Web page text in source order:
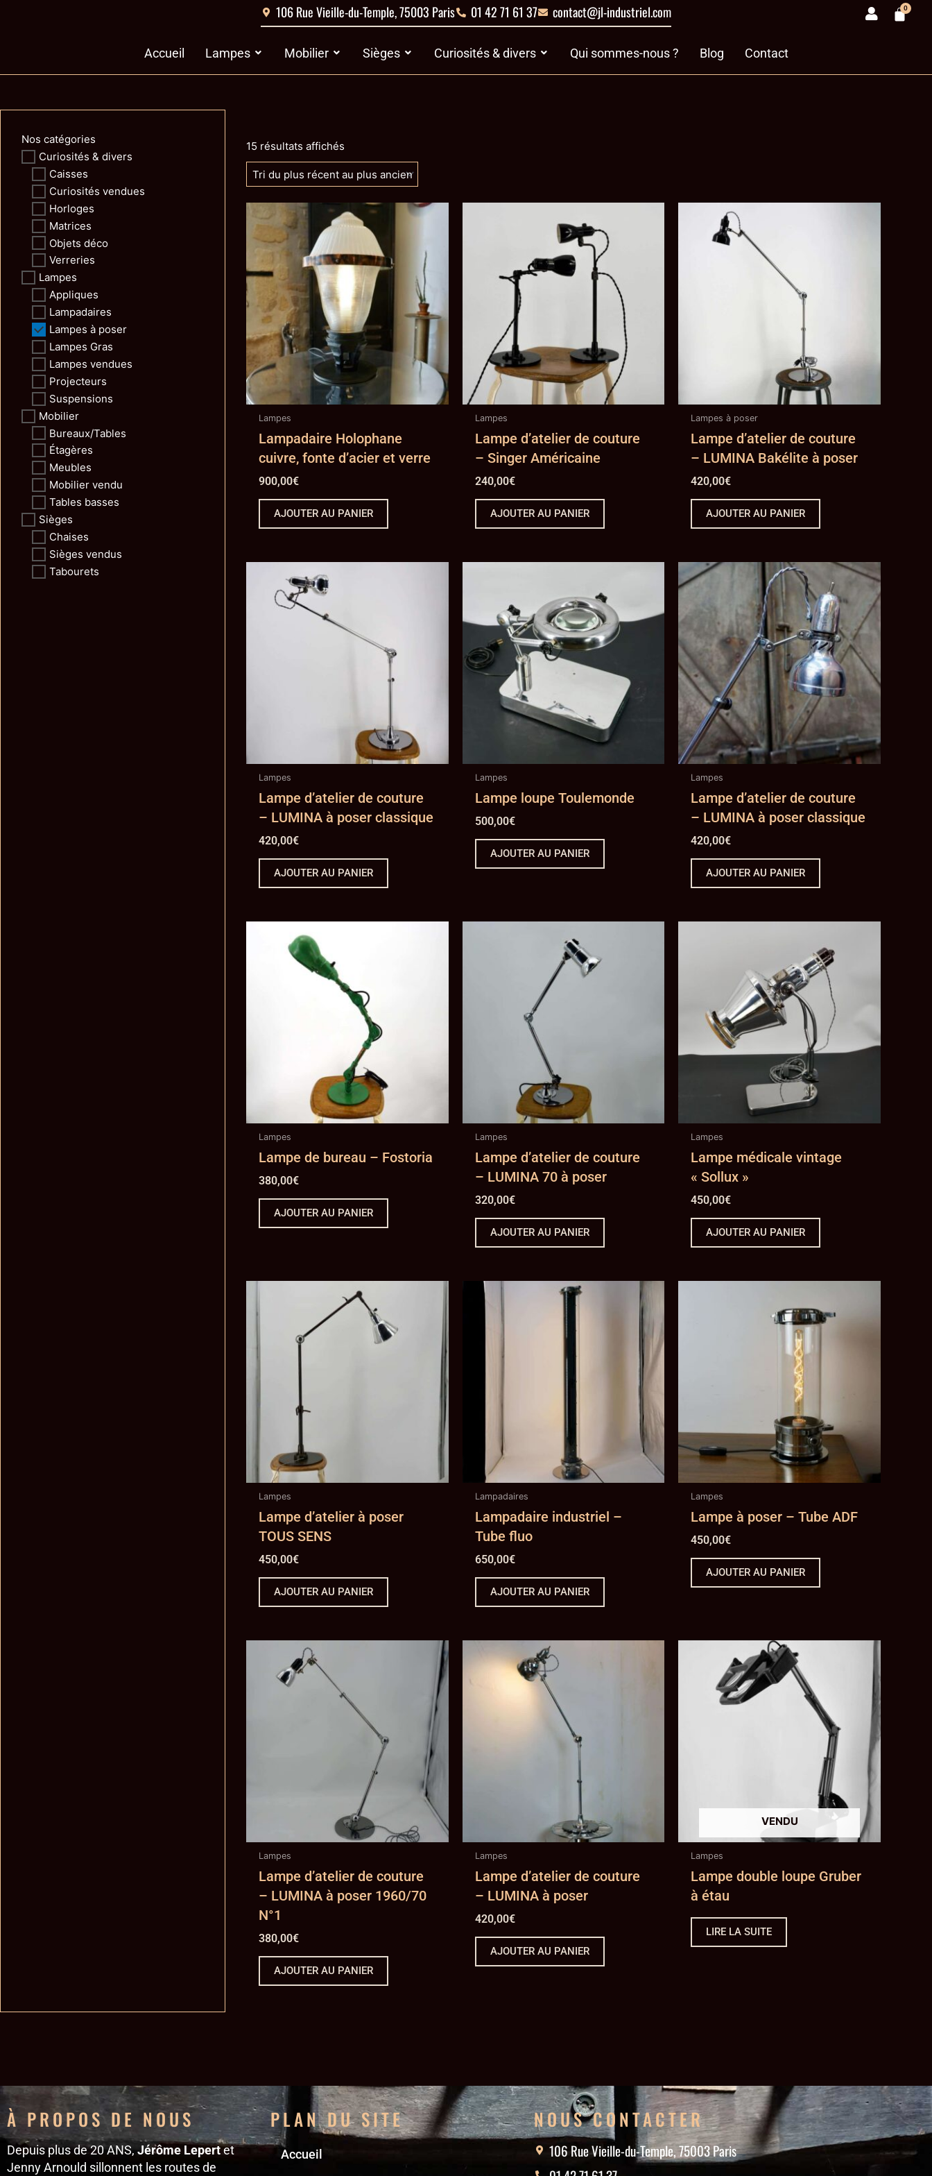
106 Rue Vieille-du-Temple, 75003 Paris 01 42 71 61 37 contact@jl-industriel.com 0
Accueil Lampes Ouvrir Lampes
Mobilier Ouvrir Mobilier
Sièges Ouvrir SiègesCuriosités & divers Ouvrir Curiosités & divers
Qui sommes-nous ? Blog Contact
Nos catégories
Curiosités & divers
Caisses
Curiosités vendues
Horloges
Matrices
Objets déco
Verreries
Lampes
Appliques
Lampadaires
Lampes à poser
Lampes Gras
Lampes vendues
Projecteurs
Suspensions
Mobilier
Bureaux/Tables
Étagères
Meubles
Mobilier vendu
Tables basses
Sièges
Chaises
Sièges vendus
Tabourets
15 résultats affichés
récent
au
plus
Lampes
Lampadaire Holophane
cuivre, fonte d’acier et verre
900,00€
AJOUTER AU PANIER
Lampes
Lampe d’atelier de couture
– Singer Américaine
240,00€
AJOUTER AU PANIER
Lampes à poser
Lampe d’atelier de couture
– LUMINA Bakélite à poser
420,00€
AJOUTER AU PANIER
Lampes
Lampe d’atelier de couture
– LUMINA à poser classique
420,00€
AJOUTER AU PANIER
Lampes
Lampe loupe Toulemonde
500,00€
AJOUTER AU PANIER
Lampes
Lampe d’atelier de couture
– LUMINA à poser classique
420,00€
AJOUTER AU PANIER
Lampes
Lampe de bureau – Fostoria
380,00€
AJOUTER AU PANIER
Lampes
Lampe d’atelier de couture
– LUMINA 70 à poser
320,00€
AJOUTER AU PANIER
Lampes
Lampe médicale vintage
« Sollux »
450,00€
AJOUTER AU PANIER
Lampes
Lampe d’atelier à poser
TOUS SENS
450,00€
AJOUTER AU PANIER
Lampadaires
Lampadaire industriel –
Tube fluo
650,00€
AJOUTER AU PANIER
Lampes
Lampe à poser – Tube ADF
450,00€
AJOUTER AU PANIER
Lampes
Lampe d’atelier de couture
– LUMINA à poser 1960/70
N°1
380,00€
AJOUTER AU PANIER
Lampes
Lampe d’atelier de couture
– LUMINA à poser
420,00€
AJOUTER AU PANIER
Lampes
Lampe double loupe Gruber
à étau
LIRE LA SUITE
À PROPOS DE NOUS
Depuis plus de 20 ANS,Jérôme Lepertet
Jenny Arnould sillonnent les routes de
PLAN DU SITE
Accueil
NOUS CONTACTER
106 Rue Vieille-du-Temple, 75003 Paris